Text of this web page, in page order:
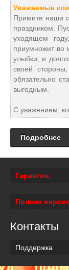
Уважаемые
Примите наши
праздником.
уходящем
приумножит во
улыбки, и
своей
обязательно
выгодным.
С уважением,
Подробнее
Гарантии
Полная
Контакты
Поддержка